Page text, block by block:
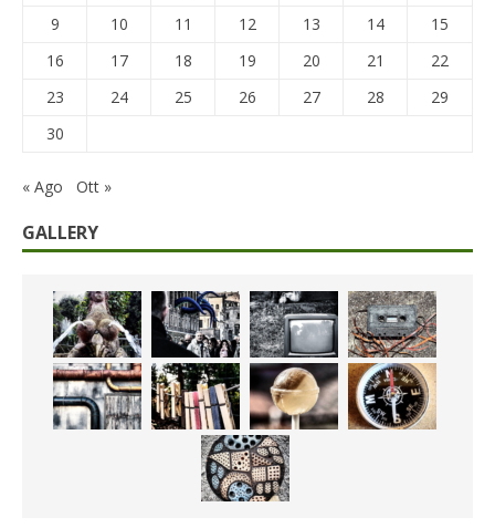
9
10 11 12 13 14
15
16
17 18 19 20 21
22
23
24 25 26 27 28
29
30
« Ago Ott »
GALLERY